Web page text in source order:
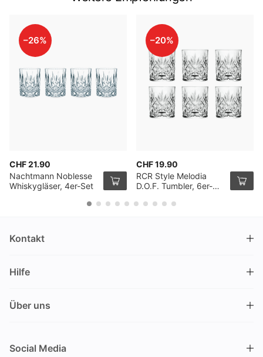
–26%
CHF 21.90
Nachtmann Noblesse
Whiskygläser, 4er-Set
–20%
CHF 19.90
RCR Style Melodia
D.O.F. Tumbler, 6er-
Kontakt
Nüschelerstrasse 35
Schweiz
info@drinks.ch
Hilfe
Lieferung & Abholung
Über uns
Über uns
Social Media